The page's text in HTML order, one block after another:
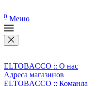
0 Меню
ELTOBACCO :: О нас
Адреса магазинов
ELTOBACCO :: Команда